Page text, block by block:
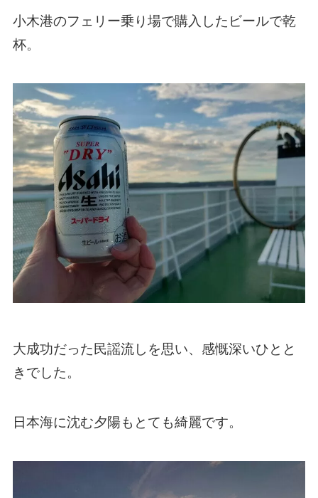
小木港のフェリー乗り場で購入したビールで乾
杯。
大成功だった民謡流しを思い、感慨深いひとと
きでした。
日本海に沈む夕陽もとても綺麗です。